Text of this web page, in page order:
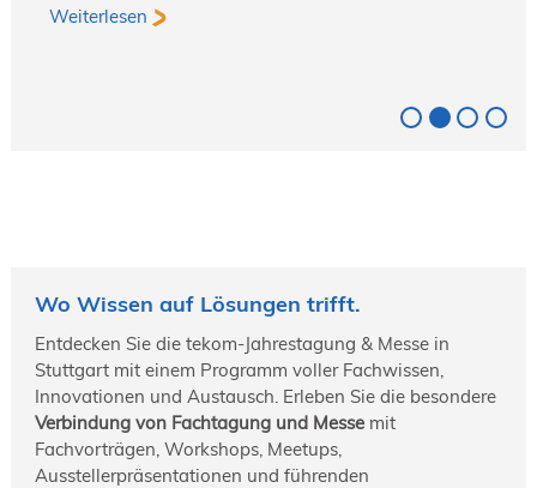
Weiterlesen
Wo Wissen auf Lösungen trifft.
Entdecken Sie die tekom-Jahrestagung & Messe in
Stuttgart mit einem Programm voller Fachwissen,
Innovationen und Austausch. Erleben Sie die besondere
Verbindung von Fachtagung und Messemit
Fachvorträgen, Workshops, Meetups,
Ausstellerpräsentationen und führenden